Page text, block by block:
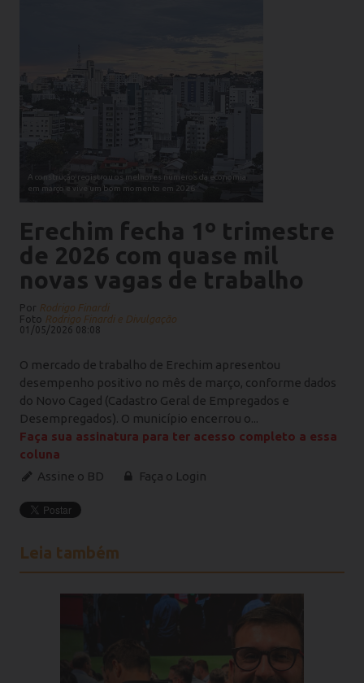
A construção registrou os melhores números da economia
em março e vive um bom momento em 2026
Erechim fecha 1º trimestre
de 2026 com quase mil
novas vagas de trabalho
Por Rodrigo Finardi
Foto Rodrigo Finardi e Divulgação
01/05/2026 08:08
O mercado de trabalho de Erechim apresentou
desempenho positivo no mês de março, conforme dados
do Novo Caged (Cadastro Geral de Empregados e
Desempregados). O município encerrou o...
Faça sua assinatura para ter acesso completo a essa
coluna
Assine o BD
Faça o Login
Leia também